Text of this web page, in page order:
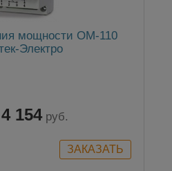
мощности ОМ-110
Электро
4 154 руб.